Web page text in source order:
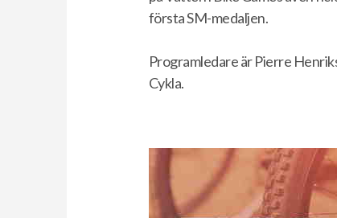
första SM-medaljen.
Programledare är Pierre
Cykla.